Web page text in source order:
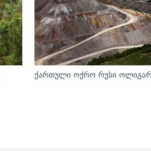
ქართული ოქრო რუსი